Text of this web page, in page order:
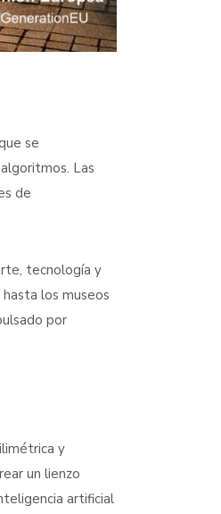
se
Las
de
tecnología y
los museos
por
y
un lienzo
artificial